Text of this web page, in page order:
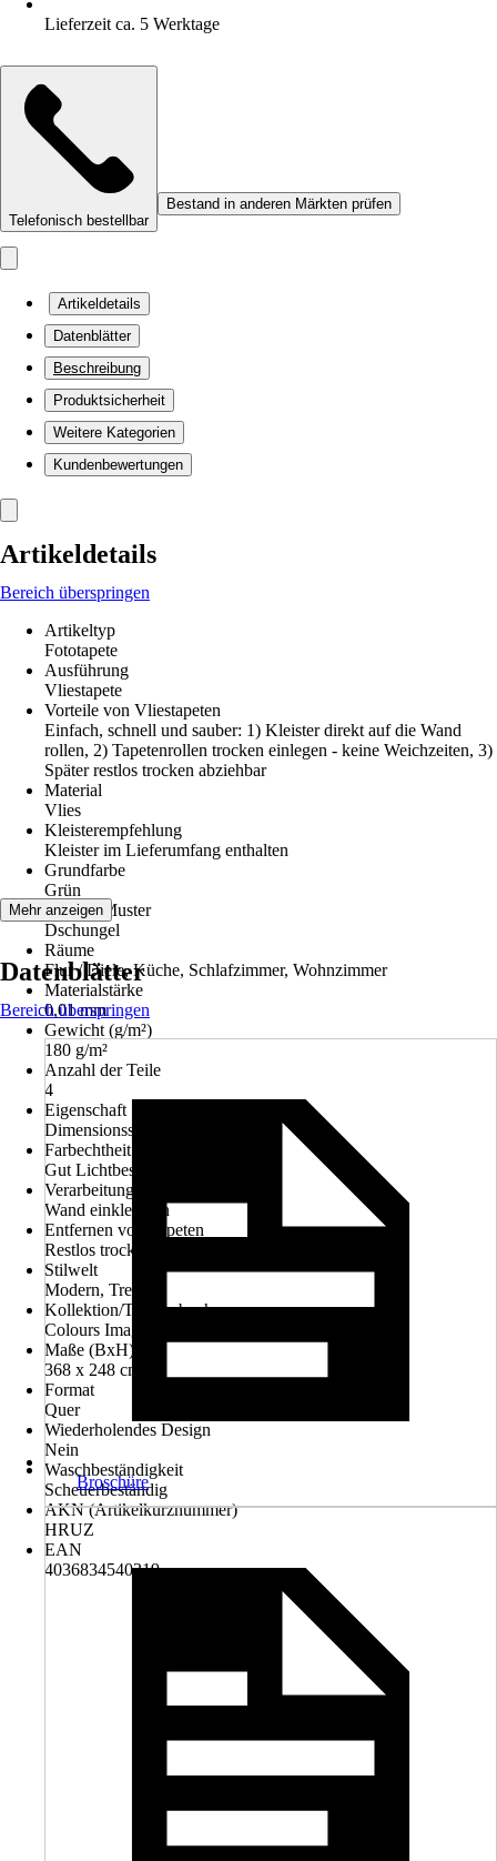
Lieferzeit ca. 5 Werktage
Telefonisch bestellbar
Bestand in anderen Märkten prüfen
Artikeldetails
Datenblätter
Beschreibung
Produktsicherheit
Weitere Kategorien
Kundenbewertungen
Artikeldetails
Bereich überspringen
Artikeltyp
Fototapete
Ausführung
Vliestapete
Vorteile von Vliestapeten
Einfach, schnell und sauber: 1) Kleister direkt auf die Wand
rollen, 2) Tapetenrollen trocken einlegen - keine Weichzeiten, 3)
Später restlos trocken abziehbar
Material
Vlies
Kleisterempfehlung
Kleister im Lieferumfang enthalten
Grundfarbe
Grün
Dekor / Muster
Dschungel
Räume
Flur / Diele, Küche, Schlafzimmer, Wohnzimmer
Materialstärke
0,01 mm
Gewicht (g/m²)
180 g/m²
Anzahl der Teile
4
Eigenschaft
Dimensionsstabil
Farbechtheit
Gut Lichtbeständig
Verarbeitung
Wand einkleistern
Entfernen von Tapeten
Restlos trocken abziehbar
Stilwelt
Modern, Trend
Kollektion/Tapetenbuch
Colours Imagine Edition 5
Maße (BxH)
368 x 248 cm
Format
Quer
Wiederholendes Design
Nein
Waschbeständigkeit
Scheuerbeständig
AKN (Artikelkurznummer)
HRUZ
EAN
4036834540319
Mehr anzeigen
Datenblätter
Bereich überspringen
Broschüre